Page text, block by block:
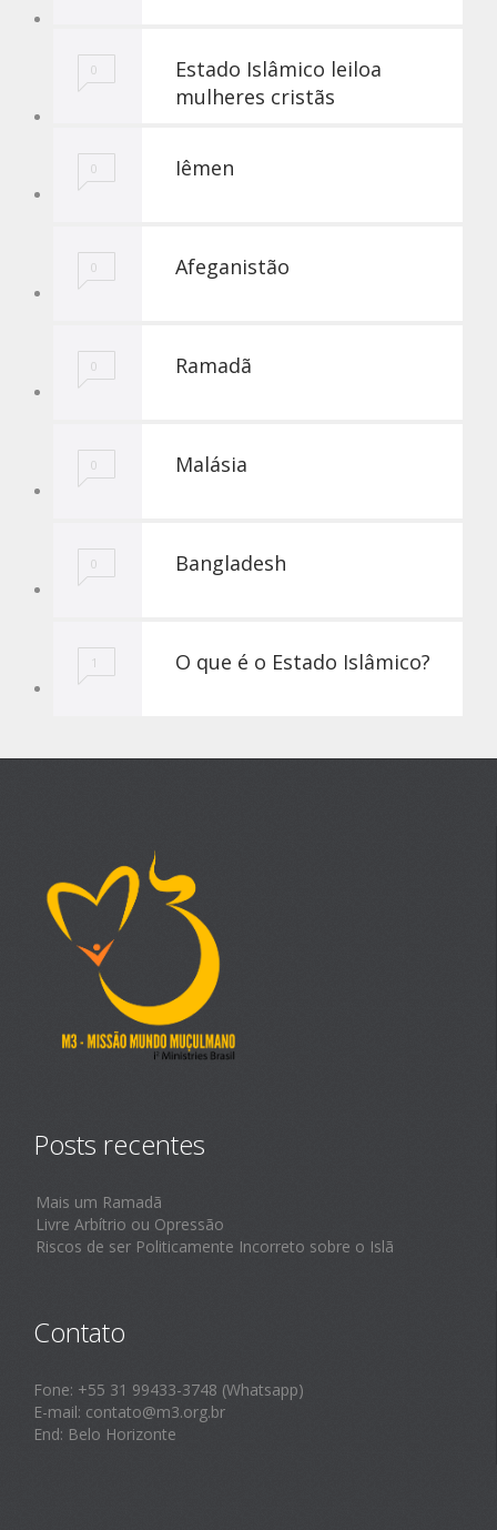
0
Estado Islâmico leiloa
mulheres cristãs
0 Iêmen
0 Afeganistão
0 Ramadã
0 Malásia
0 Bangladesh
1 O que é o Estado Islâmico?
Posts recentes
Mais um Ramadã
Livre Arbítrio ou Opressão
Riscos de ser Politicamente Incorreto sobre o Islã
Contato
Fone: +55 31 99433-3748 (Whatsapp)
E-mail: contato@m3.org.br
End: Belo Horizonte